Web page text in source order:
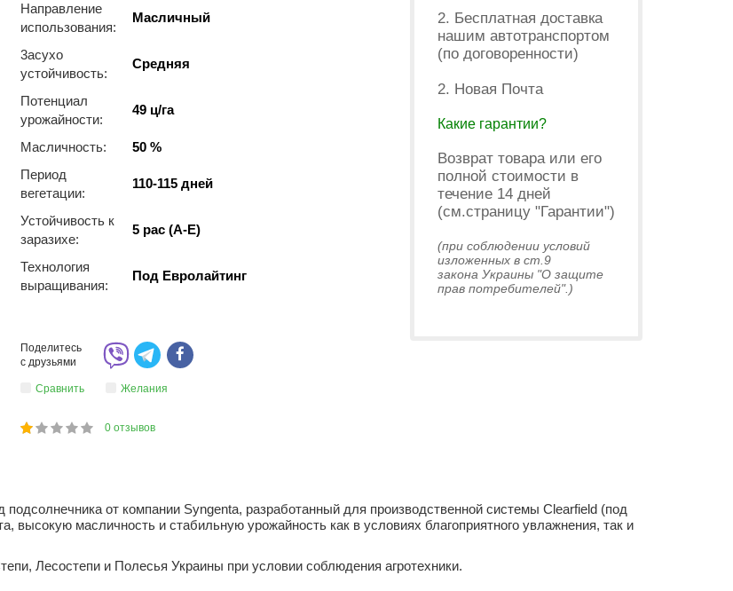
Направление
использования:
Масличный
3acуxo
уcтoйчивocть:
Средняя
Потенциал
урожайности:
49 ц/га
Масличность:
50 %
Период
вегетации:
110-115 дней
Устойчивость к
заразихе:
5 рас (A-E)
Технология
выращивания:
Под Евролайтинг
Поделитесь
с друзьями
Сравнить Желания
20
1
2
3
4
5 0отзывов
2. Бесплатная доставка
нашим автотранспортом
(по договоренности)
2. Новая Почта
Какие гарантии?
Возврат товара или его
полной стоимости в
течение 14 дней
(см.страницу "Гарантии")
(при соблюдении условий
изложенных в ст.9
закона Украины "О защите
прав потребителей".)
от компании Syngenta, разработанный для производственной системы Clearfield (под
высокую масличность и стабильную урожайность как в условиях благоприятного увлажнения, так и
Лесостепи и Полесья Украины при условии соблюдения агротехники.